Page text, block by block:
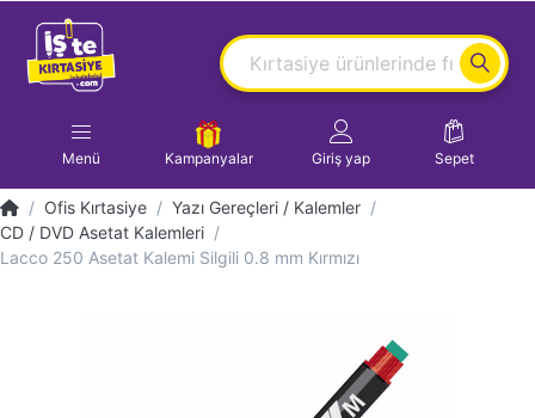
Menü Kampanyalar Giriş yap Sepet
Ofis Kırtasiye
Yazı Gereçleri / Kalemler
CD / DVD Asetat Kalemleri
Lacco 250 Asetat Kalemi Silgili 0.8 mm Kırmızı